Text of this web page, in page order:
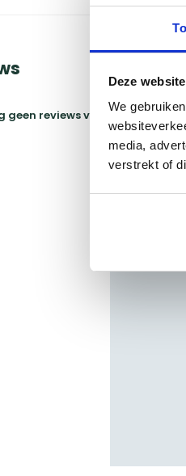
Deze
We
media,
verstrekt of
geen reviews voor dit product